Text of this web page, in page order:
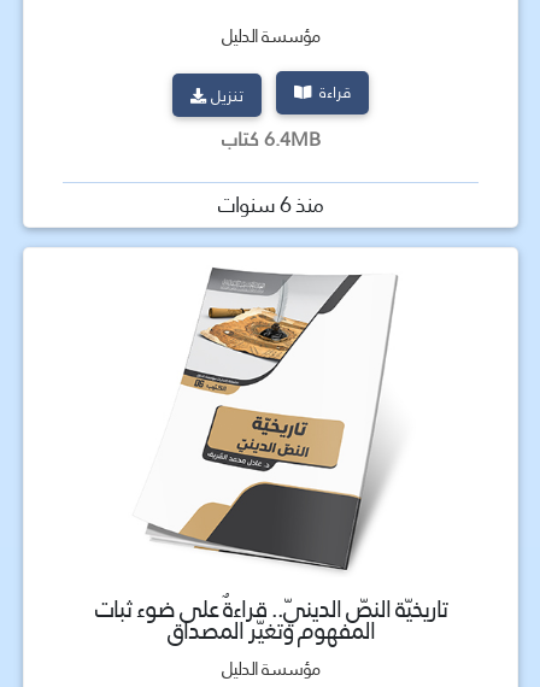
مؤسسة الدليل
قراءة تنزيل
6.4MB كتاب
منذ 6 سنوات
تاريخيّة النصّ الدينيّ.. قراءةٌ على ضوء ثبات
المفهوم وتغيّر المصداق
مؤسسة الدليل